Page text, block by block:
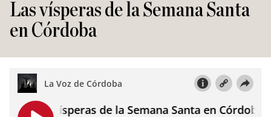
Las vísperas de la Semana Santa
en Córdoba